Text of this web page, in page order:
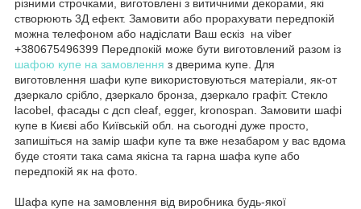
різними строчками, виготовлені з витичними декорами, які
створюють 3Д ефект. Замовити або прорахувати передпокій
можна телефоном або надіслати Ваш ескіз на viber
+380675496399 Передпокій може бути виготовлений разом із
шафою купе на замовлення з дверима купе. Для
виготовлення шафи купе використовуються матеріали, як-от
дзеркало срібло, дзеркало бронза, дзеркало графіт. Стекло
lacobel, фасады с дсп cleaf, egger, kronospan. Замовити шафі
купе в Києві або Київській обл. на сьогодні дуже просто,
запишіться на замір шафи купе та вже незабаром у вас вдома
буде стояти така сама якісна та гарна шафа купе або
передпокій як на фото.
Шафа купе на замовлення від виробника будь-якої